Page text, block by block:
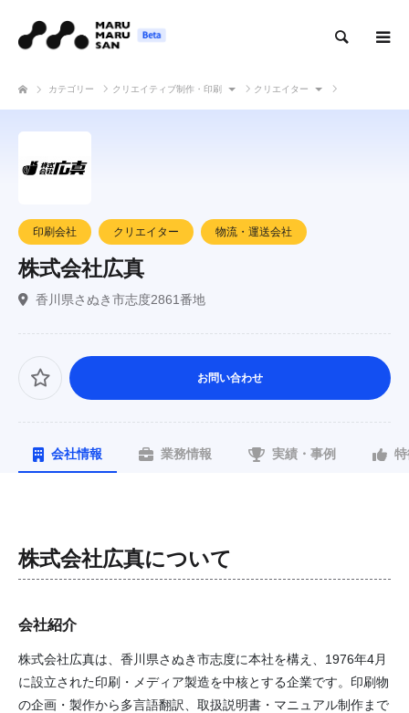
カテゴリー クリエイティブ制作・印刷 クリエイター
印刷会社 クリエイター 物流・運送会社
株式会社広真
香川県さぬき市志度2861番地
お問い合わせ
会社情報 業務情報 実績・事例
株式会社広真について
会社紹介
株式会社広真は、香川県さぬき市志度に本社を構え、1976年4月
に設立された印刷・メディア製造を中核とする企業です。印刷物
の企画・製作から多言語翻訳、取扱説明書・マニュアル制作まで